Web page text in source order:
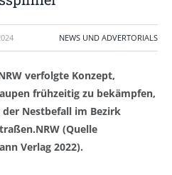
NEWS UND ADVERTORIALS
verfolgte Konzept,
frühzeitig zu bekämpfen,
Nestbefall im Bezirk
(Quelle
Verlag 2022).